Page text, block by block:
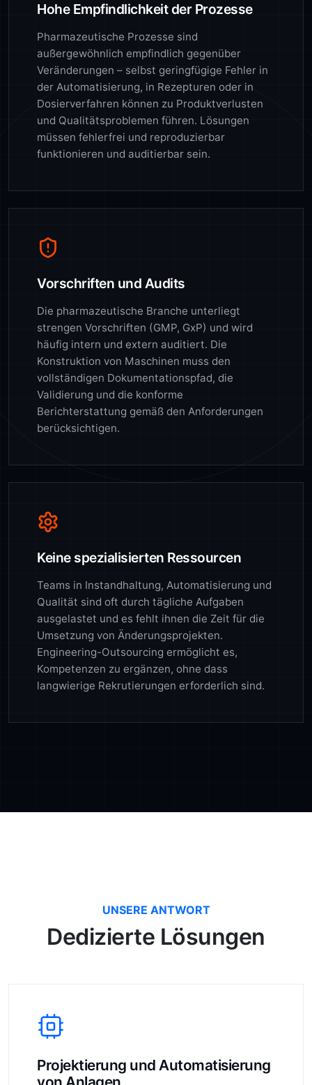
Hohe Empfindlichkeit der Prozesse
Pharmazeutische Prozesse sind
außergewöhnlich empfindlich gegenüber
Veränderungen – selbst geringfügige Fehler in
der Automatisierung, in Rezepturen oder in
Dosierverfahren können zu Produktverlusten
und Qualitätsproblemen führen. Lösungen
müssen fehlerfrei und reproduzierbar
funktionieren und auditierbar sein.
Vorschriften und Audits
Die pharmazeutische Branche unterliegt
strengen Vorschriften (GMP, GxP) und wird
häufig intern und extern auditiert. Die
Konstruktion von Maschinen muss den
vollständigen Dokumentationspfad, die
Validierung und die konforme
Berichterstattung gemäß den Anforderungen
berücksichtigen.
Keine spezialisierten Ressourcen
Teams in Instandhaltung, Automatisierung und
Qualität sind oft durch tägliche Aufgaben
ausgelastet und es fehlt ihnen die Zeit für die
Umsetzung von Änderungsprojekten.
Engineering-Outsourcing ermöglicht es,
Kompetenzen zu ergänzen, ohne dass
langwierige Rekrutierungen erforderlich sind.
UNSERE ANTWORT
Dedizierte Lösungen
Projektierung und Automatisierung